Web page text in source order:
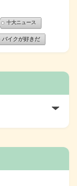
十大ニュース
バイクが好きだ